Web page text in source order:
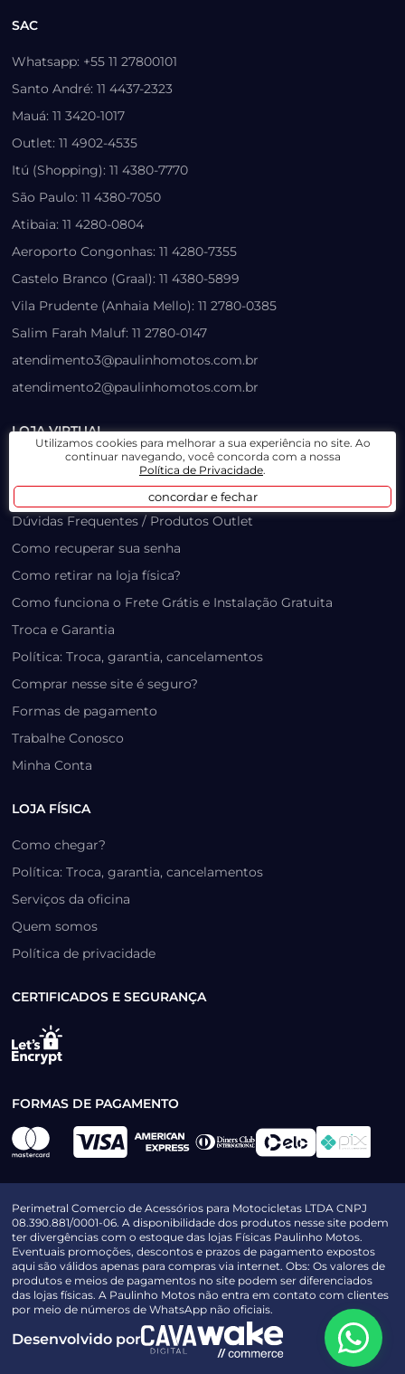
SAC
Whatsapp: +55 11 27800101
Santo André: 11 4437-2323
Mauá: 11 3420-1017
Outlet: 11 4902-4535
Itú (Shopping): 11 4380-7770
São Paulo: 11 4380-7050
Atibaia: 11 4280-0804
Aeroporto Congonhas: 11 4280-7355
Castelo Branco (Graal): 11 4380-5899
Vila Prudente (Anhaia Mello): 11 2780-0385
Salim Farah Maluf: 11 2780-0147
atendimento3@paulinhomotos.com.br
atendimento2@paulinhomotos.com.br
LOJA VIRTUAL
Prazo, Rastreio e Transporte
Dúvidas Frequentes / Produtos Outlet
Como recuperar sua senha
Como retirar na loja física?
Como funciona o Frete Grátis e Instalação Gratuita
Troca e Garantia
Política: Troca, garantia, cancelamentos
Comprar nesse site é seguro?
Formas de pagamento
Trabalhe Conosco
Minha Conta
LOJA FÍSICA
Como chegar?
Política: Troca, garantia, cancelamentos
Serviços da oficina
Quem somos
Política de privacidade
CERTIFICADOS E SEGURANÇA
FORMAS DE PAGAMENTO
Perimetral Comercio de Acessórios para Motocicletas LTDA CNPJ
08.390.881/0001-06. A disponibilidade dos produtos nesse site podem
ter divergências com o estoque das lojas Físicas Paulinho Motos.
Eventuais promoções, descontos e prazos de pagamento expostos
aqui são válidos apenas para compras via internet. Obs: Os valores de
produtos e meios de pagamentos no site podem ser diferenciados
das lojas físicas. A Paulinho Motos não entra em contato com clientes
por meio de números de WhatsApp não oficiais.
Desenvolvido por
Utilizamos cookies para melhorar a sua experiência no site. Ao
continuar navegando, você concorda com a nossa
Política de Privacidade.
concordar e fechar